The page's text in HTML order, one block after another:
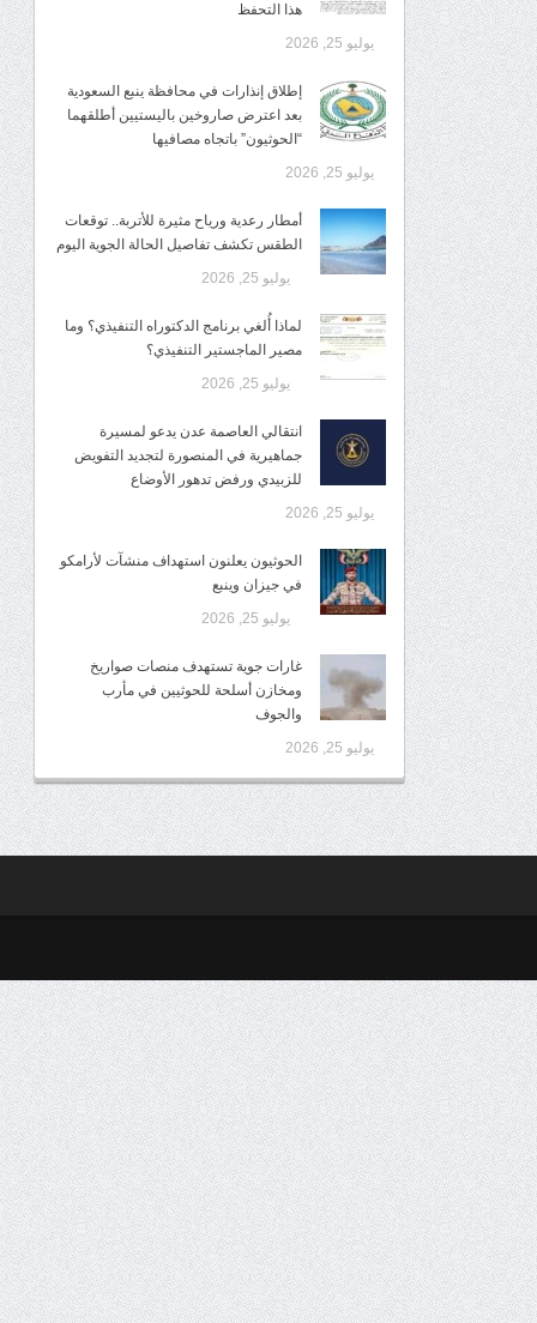
هذا التحفظ
يوليو 25, 2026
إطلاق إنذارات في محافظة ينبع السعودية
بعد اعترض صاروخين باليستيين أطلقهما
“الحوثيون” باتجاه مصافيها
يوليو 25, 2026
أمطار رعدية ورياح مثيرة للأتربة.. توقعات
الطقس تكشف تفاصيل الحالة الجوية اليوم
يوليو 25, 2026
لماذا أُلغي برنامج الدكتوراه التنفيذي؟ وما
مصير الماجستير التنفيذي؟
يوليو 25, 2026
انتقالي العاصمة عدن يدعو لمسيرة
جماهيرية في المنصورة لتجديد التفويض
للزبيدي ورفض تدهور الأوضاع
يوليو 25, 2026
الحوثيون يعلنون استهداف منشآت لأرامكو
في جيزان وينبع
يوليو 25, 2026
غارات جوية تستهدف منصات صواريخ
ومخازن أسلحة للحوثيين في مأرب
والجوف
يوليو 25, 2026